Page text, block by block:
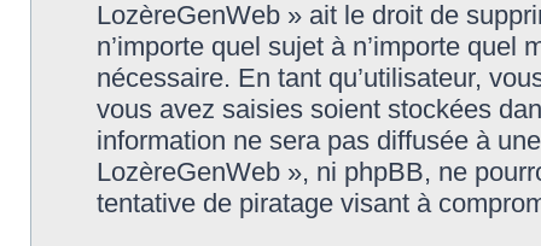
LozèreGenWeb » ait le droit de
n’importe quel sujet à n’importe
nécessaire. En tant qu’utilisateur,
vous avez saisies soient stockées
information ne sera pas diffusée à
LozèreGenWeb », ni phpBB, ne
tentative de piratage visant à